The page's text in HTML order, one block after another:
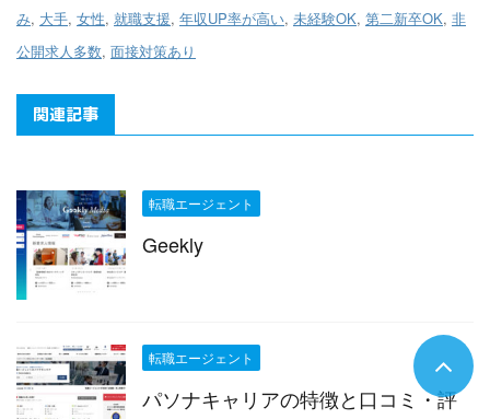
み, 大手, 女性, 就職支援, 年収UP率が高い, 未経験OK, 第二新卒OK, 非
公開求人多数, 面接対策あり
関連記事
転職エージェント
Geekly
転職エージェント
パソナキャリアの特徴と口コミ・評